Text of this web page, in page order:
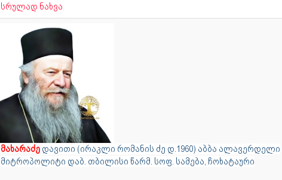
სრულად ნახვა
მახარაძე დავითი (ირაკლი რომანის ძე დ.1960) აბბა ალავერდელი
მიტროპოლიტი დაბ. თბილისი წარმ. სოფ. სამება, ჩოხატაური